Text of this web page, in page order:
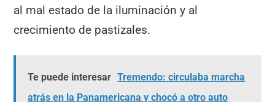
al mal estado de la iluminación y al
crecimiento de pastizales.
Te puede interesar Tremendo: circulaba marcha
atrás en la Panamericana y chocó a otro auto